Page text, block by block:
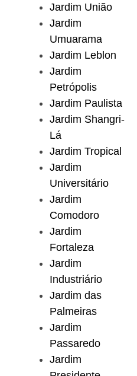
Jardim União
Jardim
Umuarama
Jardim Leblon
Jardim
Petrópolis
Jardim Paulista
Jardim Shangri-
Lá
Jardim Tropical
Jardim
Universitário
Jardim
Comodoro
Jardim
Fortaleza
Jardim
Industriário
Jardim das
Palmeiras
Jardim
Passaredo
Jardim